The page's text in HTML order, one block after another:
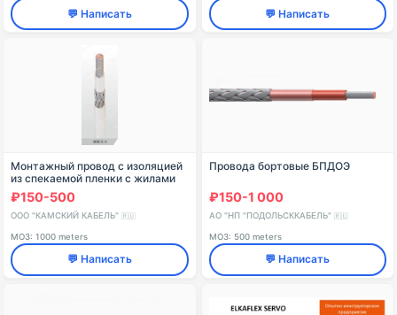
💬 Написать 💬 Написать
Монтажный провод с изоляцией
из спекаемой пленки с жилами
нормальной прочности для
работы на номинальном
переменном напряжении 5
₽150-500
ООО "КАМСКИЙ КАБЕЛЬ" 🇷🇺
МОЗ: 1000 meters
💬 Написать
Провода бортовые БПДОЭ
₽150-1 000
АО "НП "ПОДОЛЬСККАБЕЛЬ" 🇷🇺
МОЗ: 500 meters
💬 Написать